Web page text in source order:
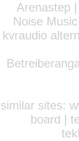
Arenastep
Noise
kvraudio
similar sites:
board |